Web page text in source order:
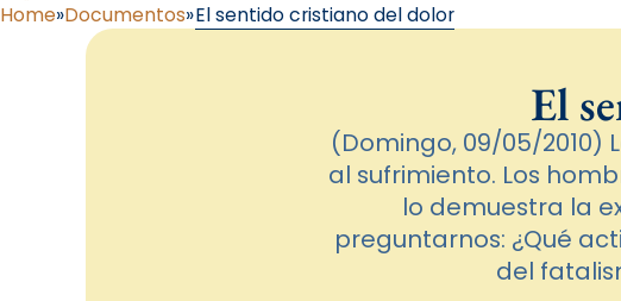
Home Documentos El sentido cristiano del dolor
El
(Domingo, 09/05/
al sufrimiento. Los
lo demuestra la
preguntarnos: ¿Qué
del